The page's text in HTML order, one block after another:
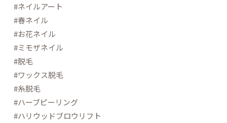
#ネイルアート
#春ネイル
#お花ネイル
#ミモザネイル
#脱毛
#ワックス脱毛
#糸脱毛
#ハーブピーリング
#ハリウッドブロウリフト